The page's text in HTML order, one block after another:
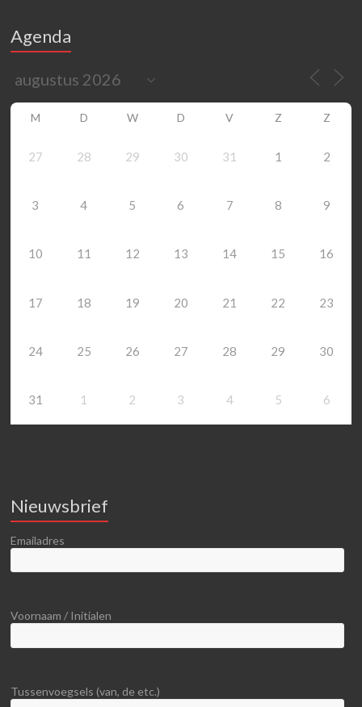
Agenda
M D W D V Z Z
27 28 29 30 31 1 2
3 4 5 6 7 8 9
10 11 12 13 14 15 16
17 18 19 20 21 22 23
24 25 26 27 28 29 30
31 1 2 3 4 5 6
Nieuwsbrief
Emailadres
Voornaam / Initialen
Tussenvoegsels (van, de etc.)